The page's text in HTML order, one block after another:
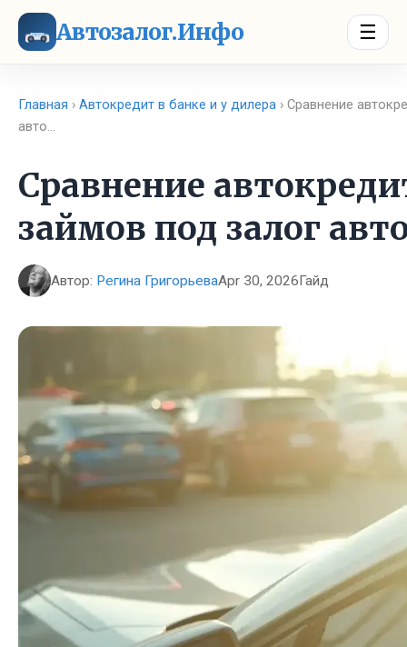
Автозалог.Инфо ☰
Главная › Автокредит в банке и у дилера › Сравнение
авто…
Сравнение
займов под залог
Автор: Регина ГригорьеваApr 30, 2026Гайд